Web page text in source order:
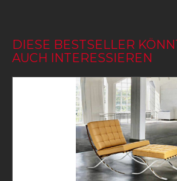
DIESE BESTSELLER
AUCH INTERESSIEREN